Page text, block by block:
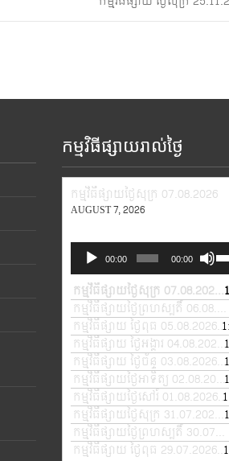
កម្មវិធីផ្សាយរាល់ថ្ងៃ
កម្មវិធីផ្សាយថ្ងៃសុក្រ 07.08.2026
AUGUST 7, 2026
Audio
Player
00:00 00:00
to
or
កម្មវិធីផ្សាយថ្ងៃសុក្រ 07.08.2026
កម្មវិធីផ្សាយថ្ងៃព្រហស្បតិ៍ 06.08.2026
កម្មវិធីផ្សាយ ថ្ងៃពុធ 05.08.2026
កម្មវិធីផ្សាយ ថ្ងៃអង្គារ 04.08.2026
កម្មវិធីផ្សាយ ថ្ងៃច័ន្ទ 03.08.2026
—
កម្មវិធីផ្សាយថ្ងៃអាទិត្យ 02.08.2026
កម្មវិធីផ្សាយថ្ងៃសៅរ៍ 01.08.2026
កម្មវិធីផ្សាយថ្ងៃសុក្រ 31.07.2026
កម្មវិធីផ្សាយថ្ងៃព្រហស្បតិ៍ 30.07.2026
កម្មវិធីផ្សាយ ថ្ងៃពុធ 29.07.2026
—